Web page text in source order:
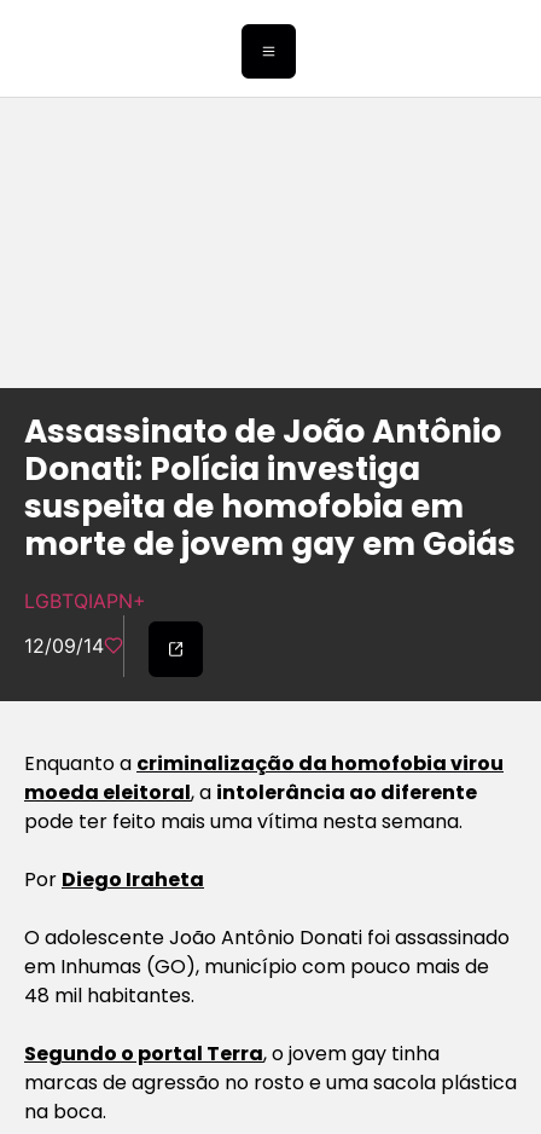
Assassinato de João Antônio
Donati: Polícia investiga
suspeita de homofobia em
morte de jovem gay em Goiás
LGBTQIAPN+
12/09/14
Enquanto a criminalização da homofobia virou
moeda eleitoral, a intolerância ao diferente
pode ter feito mais uma vítima nesta semana.
Por Diego Iraheta
O adolescente João Antônio Donati foi assassinado
em Inhumas (GO), município com pouco mais de
48 mil habitantes.
Segundo o portal Terra, o jovem gay tinha
marcas de agressão no rosto e uma sacola plástica
na boca.